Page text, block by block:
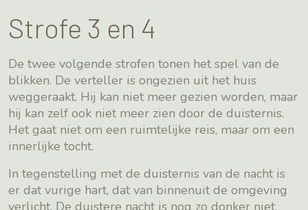
Strofe 3 en 4
De twee volgende strofen tonen het spel van de
blikken. De verteller is ongezien uit het huis
weggeraakt. Hij kan niet meer gezien worden, maar
hij kan zelf ook niet meer zien door de duisternis.
Het gaat niet om een ruimtelijke reis, maar om een
innerlijke tocht.
In tegenstelling met de duisternis van de nacht is
er dat vurige hart, dat van binnenuit de omgeving
verlicht. De duistere nacht is nog zo donker niet.